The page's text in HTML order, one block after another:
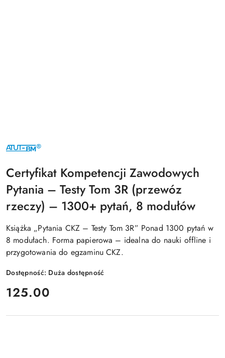
WYDAWNICTWO
ATUT-
Certyfikat Kompetencji Zawodowych
Pytania – Testy Tom 3R (przewóz
rzeczy) – 1300+ pytań, 8 modułów
Książka „Pytania CKZ – Testy Tom 3R” Ponad 1300 pytań w
8 modułach. Forma papierowa – idealna do nauki offline i
przygotowania do egzaminu CKZ.
Dostępność: Duża dostępność
cena:
125.00